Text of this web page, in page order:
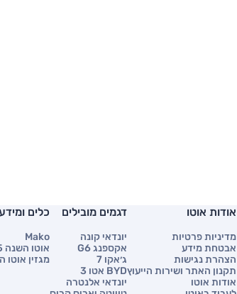
אודות אוטו
מדיניות פרטיות
אבטחת מידע
הצהרת נגישות
תקנון האתר ושירות הייעוץ
אודות אוטו
דגמים מובילים
יונדאי קונה
אקספנג G6
ג׳אקו 7
BYD אטו 3
יונדאי אלנטרה
כלים
Mako
אוטו השנה 2025
מגזין אוטו